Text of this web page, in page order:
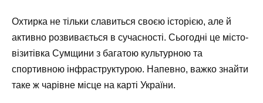
Охтирка не тільки славиться своєю історією, але й
активно розвивається в сучасності. Сьогодні це місто-
візитівка Сумщини з багатою культурною та
спортивною інфраструктурою. Напевно, важко знайти
таке ж чарівне місце на карті України.